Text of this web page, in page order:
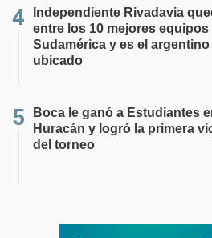
Independiente Rivadavia
entre los 10 mejores equipos
Sudamérica y es el
ubicado
Boca le ganó a Estudiantes
Huracán y logró la primera
del torneo